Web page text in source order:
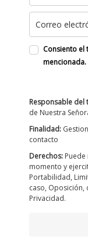
Consiento
mencionada.
Responsable del
de Nuestra
Finalidad:
contacto
Derechos:
momento y
Portabilidad,
caso, Oposición,
Privacidad.